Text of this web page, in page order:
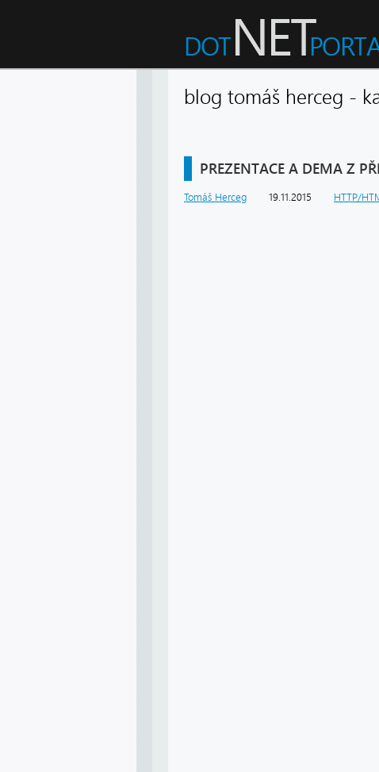
blog tomáš herceg -
PREZENTACE A DEMA Z
Tomáš Herceg 19.11.2015 HTTP/